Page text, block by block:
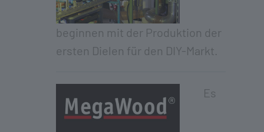
beginnen mit der Produktion der
ersten Dielen für den DIY-Markt.
Es